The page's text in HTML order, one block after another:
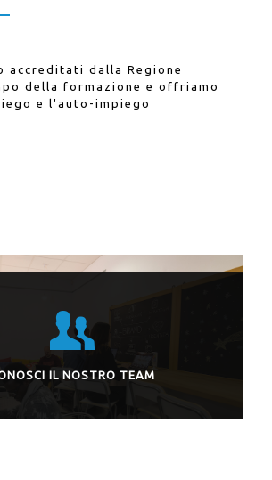
accreditati dalla Regione
della formazione e offriamo
e l'auto-impiego
IL NOSTRO TEAM